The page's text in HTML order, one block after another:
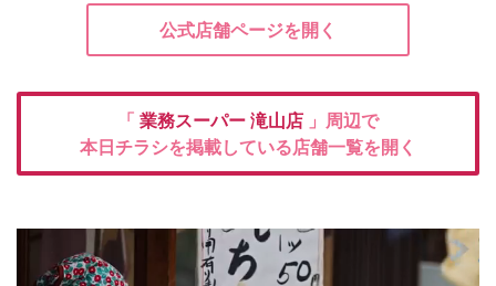
公式店舗ページを開く
「 業務スーパー 滝山店 」周辺で
本日チラシを掲載している店舗一覧を開く